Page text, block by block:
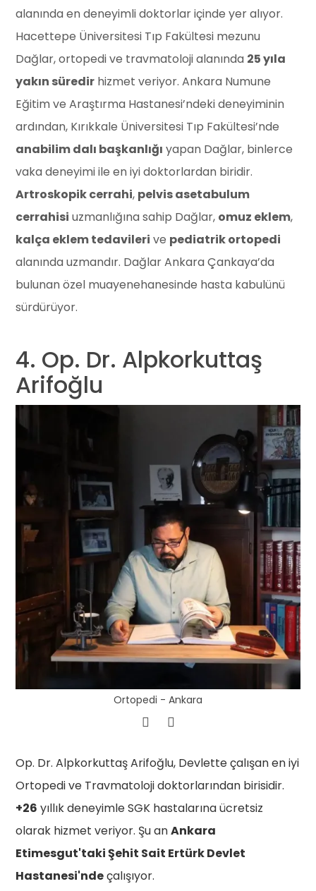
alanında en deneyimli doktorlar içinde yer alıyor.
Hacettepe Üniversitesi Tıp Fakültesi mezunu
Dağlar, ortopedi ve travmatoloji alanında 25 yıla
yakın süredir hizmet veriyor. Ankara Numune
Eğitim ve Araştırma Hastanesi’ndeki deneyiminin
ardından, Kırıkkale Üniversitesi Tıp Fakültesi’nde
anabilim dalı başkanlığı yapan Dağlar, binlerce
vaka deneyimi ile en iyi doktorlardan biridir.
Artroskopik cerrahi, pelvis asetabulum
cerrahisi uzmanlığına sahip Dağlar, omuz eklem,
kalça eklem tedavileri ve pediatrik ortopedi
alanında uzmandır. Dağlar Ankara Çankaya’da
bulunan özel muayenehanesinde hasta kabulünü
sürdürüyor.
4. Op. Dr. Alpkorkuttaş
Arifoğlu
Ortopedi - Ankara
Op. Dr. Alpkorkuttaş Arifoğlu, Devlette çalışan en iyi
Ortopedi ve Travmatoloji doktorlarından birisidir.
+26 yıllık deneyimle SGK hastalarına ücretsiz
olarak hizmet veriyor. Şu anAnkara
Etimesgut'taki Şehit Sait Ertürk Devlet
Hastanesi'ndeçalışıyor.